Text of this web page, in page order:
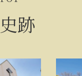
跡